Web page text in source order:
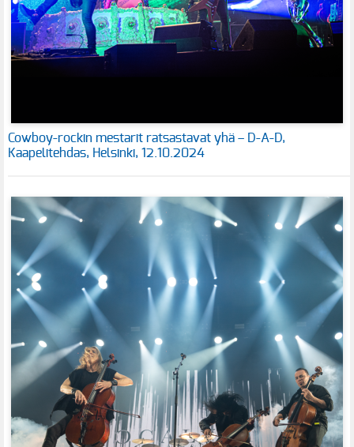
Cowboy-rockin mestarit ratsastavat yhä – D-A-D,
Kaapelitehdas, Helsinki, 12.10.2024